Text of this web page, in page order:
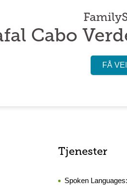
Cabo
FÅ
Tjenester
Spoken Languages: